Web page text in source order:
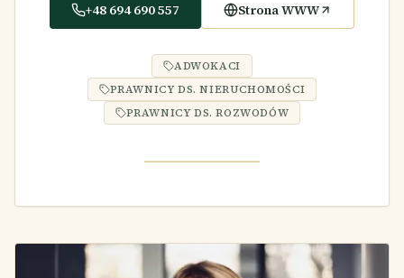
+48 694 690 557 Strona WWW
ADWOKACI
PRAWNICY DS. NIERUCHOMOŚCI
PRAWNICY DS. ROZWODÓW